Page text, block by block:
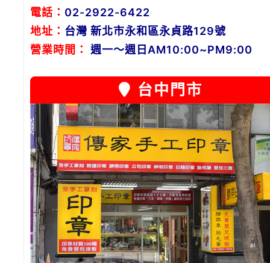
電話： 02-2922-6422
地址： 台灣 新北市永和區永貞路129號
營業時間：
週一～週日AM10:00~PM9:00
台中門市